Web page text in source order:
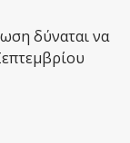
δύναται να